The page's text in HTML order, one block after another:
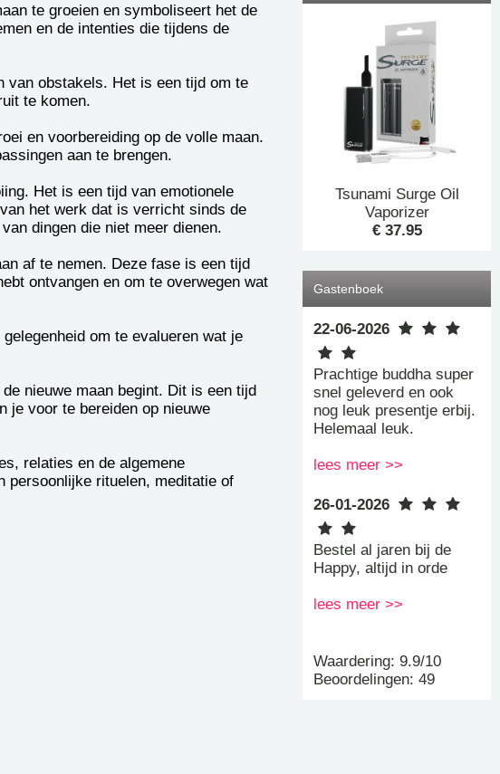
te groeien en symboliseert het de
en de intenties die tijdens de
van obstakels. Het is een tijd om te
te komen.
en voorbereiding op de volle maan.
aan te brengen.
Het is een tijd van emotionele
het werk dat is verricht sinds de
dingen die niet meer dienen.
af te nemen. Deze fase is een tijd
ontvangen en om te overwegen wat
om te evalueren wat je
nieuwe maan begint. Dit is een tijd
je voor te bereiden op nieuwe
relaties en de algemene
persoonlijke rituelen, meditatie of
Tsunami Surge Oil
Vaporizer
€ 37.95
Gastenboek
22-06-2026
Prachtige buddha super
snel geleverd en ook
nog leuk presentje erbij.
Helemaal leuk.
lees meer >>
26-01-2026
Bestel al jaren bij de
Happy, altijd in orde
lees meer >>
Waardering: 9.9/10
Beoordelingen: 49